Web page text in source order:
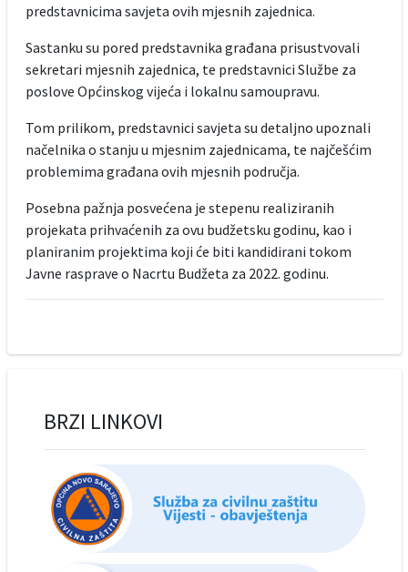
predstavnicima savjeta ovih mjesnih zajednica.
Sastanku su pored predstavnika građana prisustvovali
sekretari mjesnih zajednica, te predstavnici Službe za
poslove Općinskog vijeća i lokalnu samoupravu.
Tom prilikom, predstavnici savjeta su detaljno upoznali
načelnika o stanju u mjesnim zajednicama, te najčešćim
problemima građana ovih mjesnih područja.
Posebna pažnja posvećena je stepenu realiziranih
projekata prihvaćenih za ovu budžetsku godinu, kao i
planiranim projektima koji će biti kandidirani tokom
Javne rasprave o Nacrtu Budžeta za 2022. godinu.
BRZI LINKOVI